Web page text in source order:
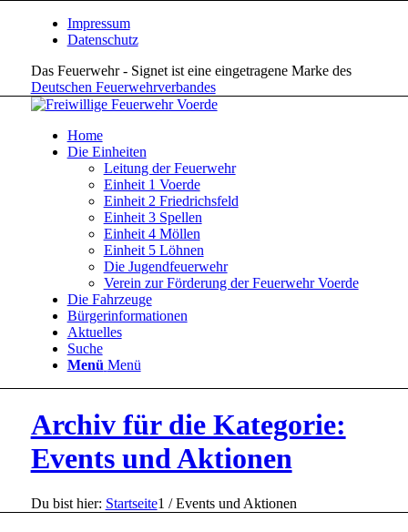
Impressum
Datenschutz
Das Feuerwehr - Signet ist eine eingetragene Marke des
Deutschen Feuerwehrverbandes
Home
Die Einheiten
Leitung der Feuerwehr
Einheit 1 Voerde
Einheit 2 Friedrichsfeld
Einheit 3 Spellen
Einheit 4 Möllen
Einheit 5 Löhnen
Die Jugendfeuerwehr
Verein zur Förderung der Feuerwehr Voerde
Die Fahrzeuge
Bürgerinformationen
Aktuelles
Suche
Menü Menü
Archiv für die Kategorie:
Events und Aktionen
Du bist hier: Startseite1 / Events und Aktionen